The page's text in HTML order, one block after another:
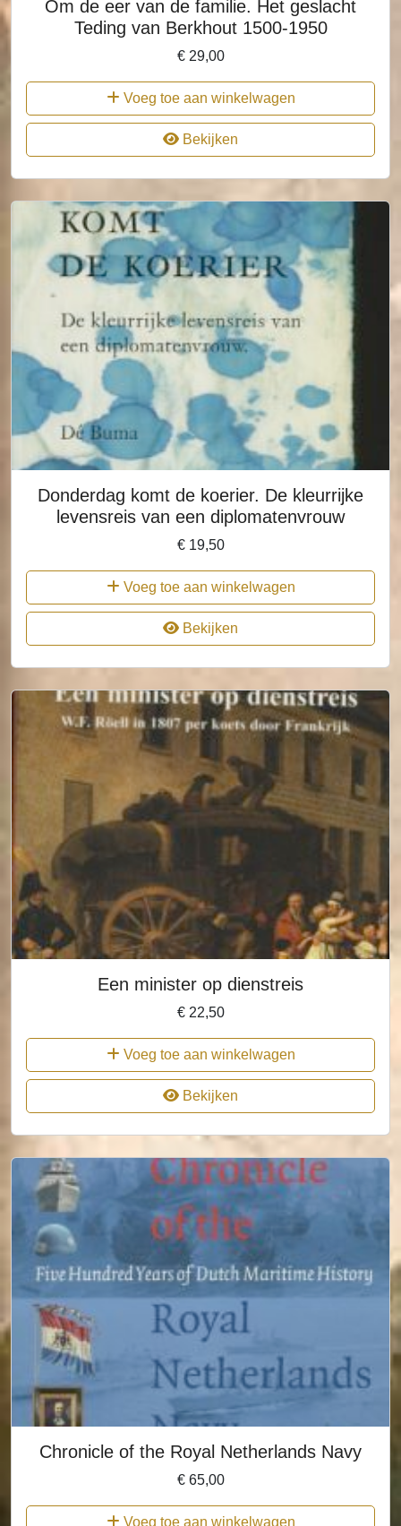
Om de eer van de familie. Het geslacht
Teding van Berkhout 1500-1950
€29,00
Voeg toe aan winkelwagen
Bekijken
Donderdag komt de koerier. De kleurrijke
levensreis van een diplomatenvrouw
€19,50
Voeg toe aan winkelwagen
Bekijken
Een minister op dienstreis
€22,50
Voeg toe aan winkelwagen
Bekijken
Chronicle of the Royal Netherlands Navy
€65,00
Voeg toe aan winkelwagen